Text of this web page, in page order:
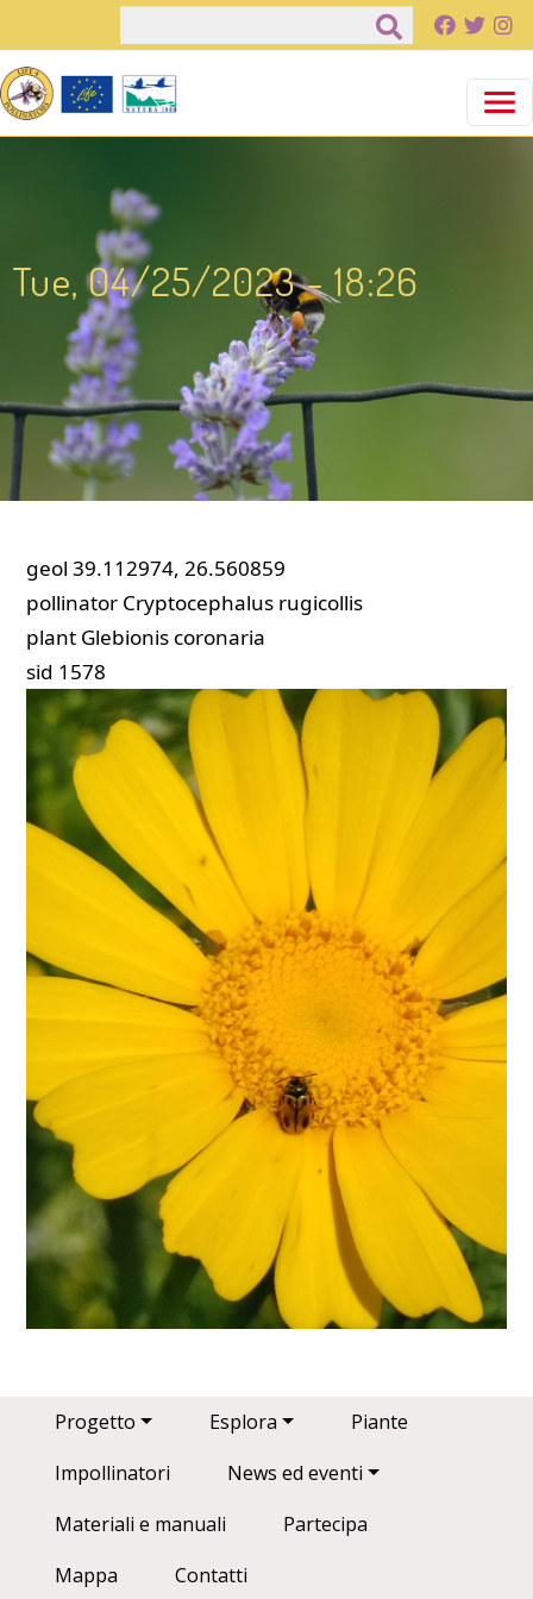
Salta al contenuto principale
Tue, 04/25/2023 - 18:26
geol 39.112974, 26.560859
pollinator Cryptocephalus rugicollis
plant Glebionis coronaria
sid 1578
Main navigation
Progetto Esplora
Piante
Impollinatori
News ed eventi
Materiali e manuali
Partecipa
Mappa
Contatti